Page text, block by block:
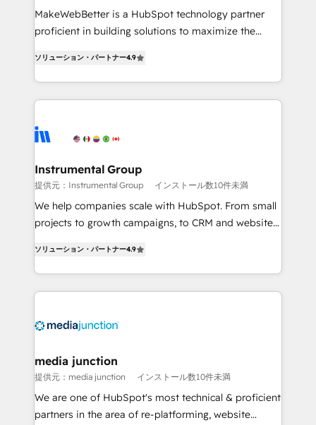
measurable impact.
MakeWebBetter is a HubSpot technology partner
proficient in building solutions to maximize the
growing tech-enabler & facilitator, MakeWebBetter,
hands you the blend of HubSpot expertise &
eminent solutions & integrations. Trust us to
Elite Partners with 10+ years of HubSpot experience
Premier Partner 2023 🌟5 HubSpot Accreditations 🌟
Won HubSpot Theme Challenge 2021 🌟INBOUND’19
HubSpot Rising Star Why us? Harnessing the full
potential of the powerful HubSpot CRM. ✔️A team of
HubSpot experience ✔️Flexible pricing models —
Hourly-fee (assigned one Dedicated HubSpot
requirement). ✔️Helped over 25,000+ customers so
ソリューション・パートナー4.9
Instrumental Group
提供元：Instrumental Group インストール数10件未満
We help companies scale with HubSpot. From small
projects to growth campaigns, to CRM and websites.
HubSpot and willing to work hand-in-hand with your
team to simplify the complex and build a better
experience for your team and customers.
ソリューション・パートナー4.9
media junction
提供元：media junction インストール数10件未満
We are one of HubSpot's most technical & proficient
partners in the area of re-platforming, website